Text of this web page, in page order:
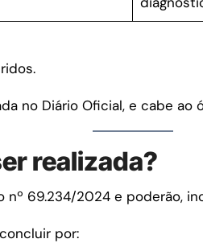
no Diário Oficial, e cabe ao
realizada?
nº 69.234/2024 e poderão,
por: